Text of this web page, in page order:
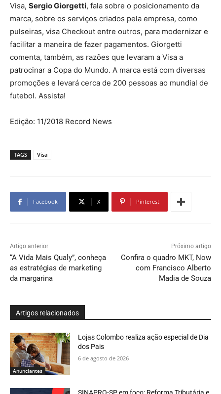
Visa, Sergio Giorgetti, fala sobre o posicionamento da
marca, sobre os serviços criados pela empresa, como
pulseiras, visa Checkout entre outros, para modernizar e
facilitar a maneira de fazer pagamentos. Giorgetti
comenta, também, as razões que levaram a Visa a
patrocinar a Copa do Mundo. A marca está com diversas
promoções e levará cerca de 200 pessoas ao mundial de
futebol. Assista!
Edição: 11/2018 Record News
TAGS Visa
Facebook X Pinterest
Artigo anterior
“A Vida Mais Qualy”, conheça
as estratégias de marketing
da margarina
Próximo artigo
Confira o quadro MKT, Now
com Francisco Alberto
Madia de Souza
Artigos relacionados
Anunciantes
Lojas Colombo realiza ação especial de Dia
dos Pais
6 de agosto de 2026
SINAPRO-SP em foco: Reforma Tributária e